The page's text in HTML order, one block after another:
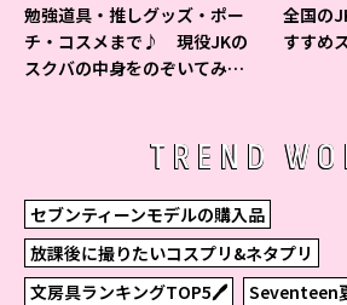
勉強道具・推しグッズ・ポー
チ・コスメまで♪ 現役JKの
スクバの中身をのぞいてみ
全国の
すすめ
TREND
セブンティーンモデルの購入品
放課後に撮りたいコスプリ&ネタプリ
文房具ランキングTOP5🖊
Seventeen